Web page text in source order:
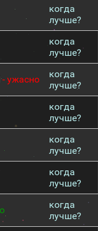
когда
лучше?
когда
лучше?
- ужасно
когда
лучше?
когда
лучше?
когда
лучше?
когда
лучше?
когда
лучше?